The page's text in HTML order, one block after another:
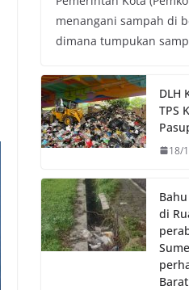
e
b
o
k
t
t
e
t
s
A
p
y
L
i
k
menangani sampah di
dimana tumpukan
DLH
TPS
18/
di
Barat